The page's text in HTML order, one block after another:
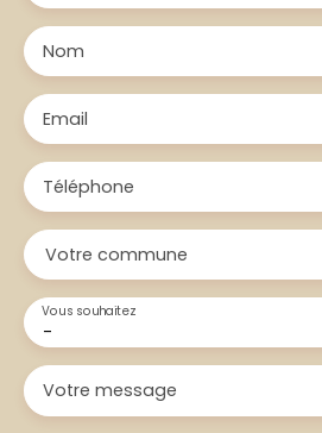
Nom
Email
Téléphone
Votre commune
-
Vous souhaitez
Votre message